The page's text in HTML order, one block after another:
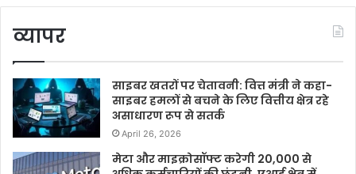
व्यापर
साइबर खतरों पर चेतावनी: वित्त मंत्री ने कहा-
साइबर हमलों से बचने के लिए वित्तीय क्षेत्र रहे
असाधारण रूप से सतर्क
April 26, 2026
मेटा और माइक्रोसॉफ्ट करेगी 20,000 से